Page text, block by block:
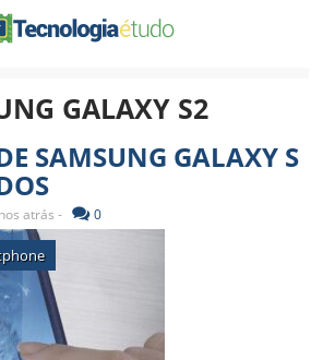
GALAXY S2
SAMSUNG GALAXY S
atrás - 0